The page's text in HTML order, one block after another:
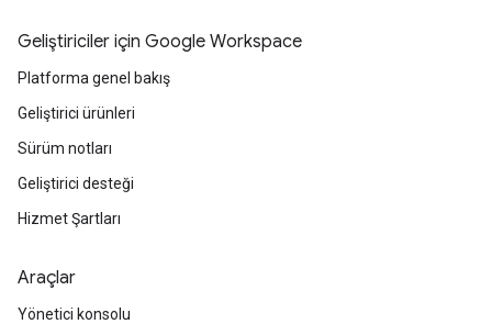
Geliştiriciler için Google Workspace
Platforma genel bakış
Geliştirici ürünleri
Sürüm notları
Geliştirici desteği
Hizmet Şartları
Araçlar
Yönetici konsolu